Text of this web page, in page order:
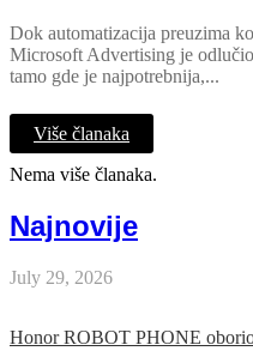
Dok automatizacija preuzima
Microsoft Advertising je
tamo gde je najpotrebnija,...
Više članaka
Nema više članaka.
Najnovije
July 29, 2026
Honor ROBOT PHONE